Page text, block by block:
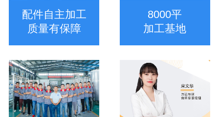
配件自主加工
质量有保障
8000平
加工基地